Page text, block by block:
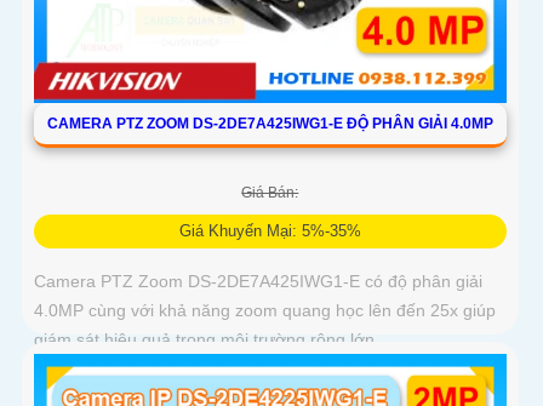
CAMERA PTZ ZOOM DS-2DE7A425IWG1-E ĐỘ PHÂN GIẢI 4.0MP
Giá Bán:
Giá Khuyến Mại: 5%-35%
Camera PTZ Zoom DS-2DE7A425IWG1-E có độ phân giải
4.0MP cùng với khả năng zoom quang học lên đến 25x giúp
giám sát hiệu quả trong môi trường rộng lớn